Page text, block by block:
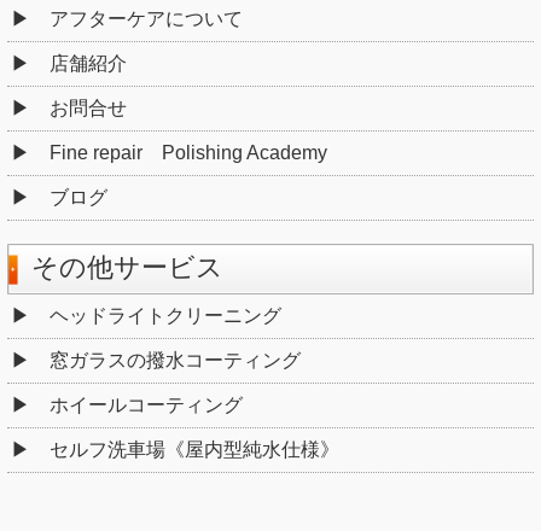
アフターケアについて
店舗紹介
お問合せ
Fine repair Polishing Academy
ブログ
その他サービス
ヘッドライトクリーニング
窓ガラスの撥水コーティング
ホイールコーティング
セルフ洗車場《屋内型純水仕様》